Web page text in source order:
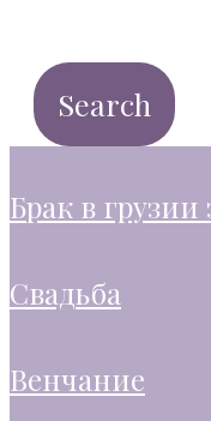
брак в грузии
свадьба
венчание